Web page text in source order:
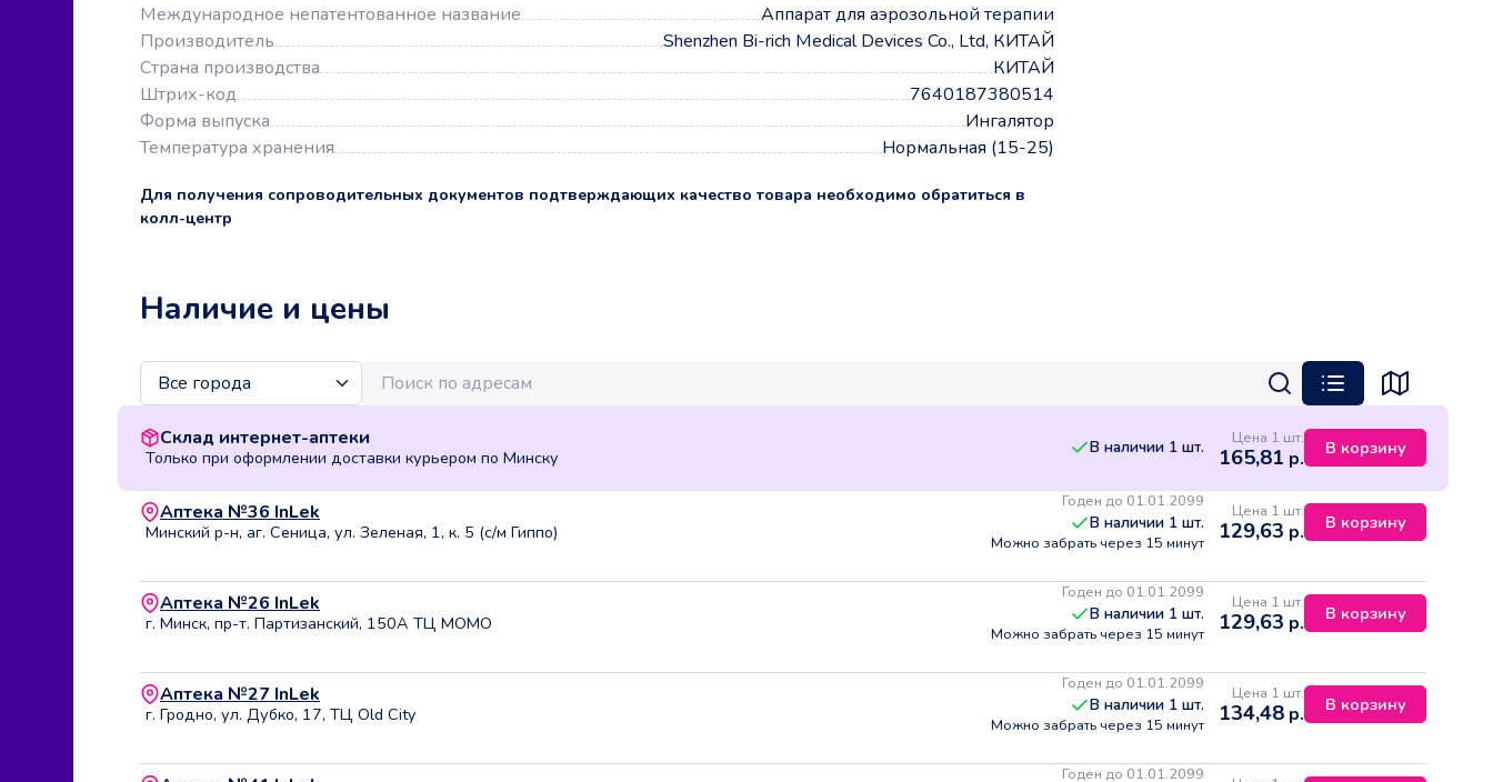
Международное непатентованное название
Аппарат для аэрозольной терапии
Производитель
Shenzhen Bi-rich Medical Devices Co., Ltd, КИТАЙ
Страна производства
КИТАЙ
Штрих-код
7640187380514
Форма выпуска
Ингалятор
Температура хранения
Нормальная (15-25)
Для получения сопроводительных документов подтверждающих качество товара необходимо обратиться в
колл-центр
Наличие и цены
Склад интернет-аптеки
Только при оформлении доставки курьером по Минску В наличии 1 шт. Цена 1 шт.
165,81 р. В корзину
Аптека №36 InLek
Минский р-н, аг. Сеница, ул. Зеленая, 1, к. 5 (с/м Гиппо)
Годен до 01.01.2099
В наличии 1 шт.
Можно забрать через 15 минут
Цена 1 шт.
129,63 р. В корзину
Аптека №26 InLek
г. Минск, пр-т. Партизанский, 150А ТЦ МОМО
Годен до 01.01.2099
В наличии 1 шт.
Можно забрать через 15 минут
Цена 1 шт.
129,63 р. В корзину
Аптека №27 InLek
г. Гродно, ул. Дубко, 17, ТЦ Old City
Годен до 01.01.2099
В наличии 1 шт.
Можно забрать через 15 минут
Цена 1 шт.
134,48 р. В корзину
Годен до 01.01.2099